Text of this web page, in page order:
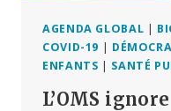
AGENDA GLOBAL |
COVID-19 |
ENFANTS | SANTÉ
L’OMS